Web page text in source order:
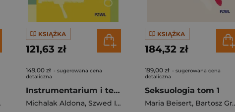
KSIĄŻKA
121,63 zł
149,00 zł - sugerowana cena
detaliczna
Instrumentarium i techniki zabiegów w chirurgii klatki piersiowej
Michalak Aldona, Szwed Izabela Błasiak Piotr
KSIĄŻKA
184,32 zł
199,00 zł - sugerowana cena
detaliczna
Seksuologia tom 1
Maria Beisert, Bartosz Grabski